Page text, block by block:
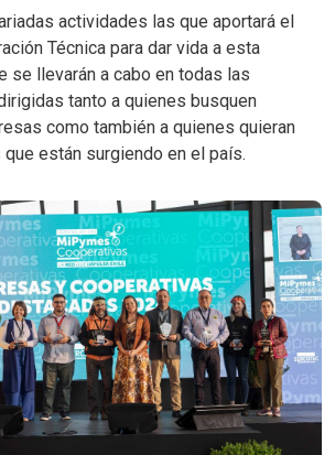
actividades las que aportará el
Técnica para dar vida a esta
se llevarán a cabo en todas las
tanto a quienes busquen
como también a quienes quieran
están surgiendo en el país.